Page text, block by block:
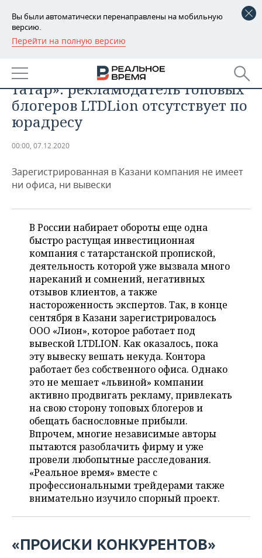
Вы были автоматически перенаправлены на мобильную
версию.
Перейти на полную версию
РЕГИОНЫ
БАШКОРТОСТАН
ТАТАРСТАН
УДМУРТИЯ
НОВОСТИ
АНАЛИТИКА
НОВОСТИ АНАЛИТИКИ
ДЕКЛАРАЦИИ О ДОХОДАХ
КОРОЛИ ГОСЗАКАЗА ПФО
КОМУ ПРИНАДЛЕЖАТ
ТОРГОВЫЕ ЦЕНТРЫ
ТАТАРСТАНА
ЭКОНОМИКА
НОВОСТИ ЭКОНОМИКИ
ФИНАНСЫ
БЮДЖЕТ
ИНВЕСТИЦИИ
ПРОМЫШЛЕННОСТЬ
НОВОСТИ
ПРОМЫШЛЕННОСТИ
АГРОПРОМ
МАШИНОСТРОЕНИЕ
НЕФТЕХИМИЯ
НЕФТЬ
ОПК
ЭНЕРГЕТИКА
НЕДВИЖИМОСТЬ
НОВОСТИ АВТО
БИЗНЕС
НОВОСТИ БИЗНЕСА
РОЗНИЧНАЯ ТОРГОВЛЯ
ТРАНСПОРТ
ТЕХНОЛОГИИ
НОВОСТИ ТЕХНОЛОГИЙ
ТЕЛЕКОММУНИКАЦИИ
МЕРОПРИЯТИЯ
НОВОСТИ МЕРОПРИЯТИЙ
ВЫЕЗДНАЯ РЕДАКЦИЯ
БИЗНЕС-БРАНЧИ
ONLINE-КОНФЕРЕНЦИИ
ОТКРЫТАЯ ЛЕКЦИЯ
СПОРТ
НОВОСТИ СПОРТА
ФУТБОЛ
ХОККЕЙ
БАСКЕТБОЛ
ВОЛЕЙБОЛ
КИБЕРСПОРТ
ФИГУРНОЕ КАТАНИЕ
ОБЩЕСТВО
НОВОСТИ ОБЩЕСТВА
ВЛАСТЬ
ИНФРАСТРУКТУРА
ИСТОРИЯ
КУЛЬТУРА
МЕДИЦИНА
ФОТОГАЛЕРЕЯ
СЮЖЕТЫ
СПРАВОЧНИК
СПИСОК ПЕРСОН
СПИСОК КОМПАНИЙ
ПОЛНАЯ ВЕРСИЯ
«Это очередной хайп-проект от
татар»: рекламодатель топовых
блогеров LTDLion отсутствует по
юрадресу
00:00, 07.12.2020
Зарегистрированная в Казани компания не имеет
ни офиса, ни вывески
В России набирает обороты еще одна
быстро растущая инвестиционная
компания с татарстанской пропиской,
деятельность которой уже вызвала много
нареканий и сомнений, негативных
отзывов клиентов, а также
настороженность экспертов. Так, в конце
сентября в Казани зарегистрировалось
ООО «Лион», которое работает под
вывеской LTDLION. Как оказалось, пока
эту вывеску вешать некуда. Контора
работает без собственного офиса. Однако
это не мешает «львиной» компании
активно продвигать рекламу, привлекать
на свою сторону топовых блогеров и
обещать баснословные прибыли.
Впрочем, многие независимые авторы
пытаются разоблачить фирму и уже
провели любопытные расследования.
«Реальное время» вместе с
профессиональными трейдерами также
внимательно изучило спорный проект.
«ПРОИСКИ КОНКУРЕНТОВ»